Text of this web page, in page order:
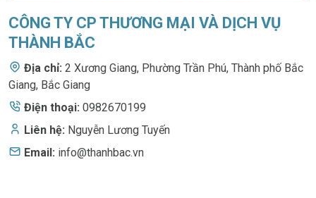
CÔNG TY CP THƯƠNG MẠI VÀ DỊCH VỤ
THÀNH BẮC
Địa chỉ: 2 Xương Giang, Phường Trần Phú, Thành phố Bắc
Giang, Bắc Giang
Điện thoại: 0982670199
Liên hệ: Nguyễn Lương Tuyến
Email: info@thanhbac.vn